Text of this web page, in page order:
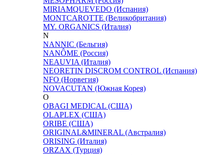
MIRIAMQUEVEDO (Испания)
MONTCAROTTE (Великобритания)
MY. ORGANICS (Италия)
N
NANNIC (Бельгия)
NANÔME (Россия)
NEAUVIA (Италия)
NEORETIN DISCROM CONTROL (Испания)
NFO (Норвегия)
NOVACUTAN (Южная Корея)
O
OBAGI MEDICAL (США)
OLAPLEX (США)
ORIBE (США)
ORIGINAL&MINERAL (Австралия)
ORISING (Италия)
ORZAX (Турция)